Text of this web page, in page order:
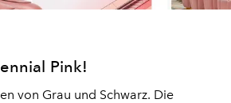
Pink!
von Grau und Schwarz. Die